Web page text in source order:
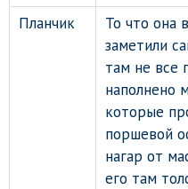
Планчик
То что она
заметили
там не все
наполнено
которые
поршевой
нагар от
его там